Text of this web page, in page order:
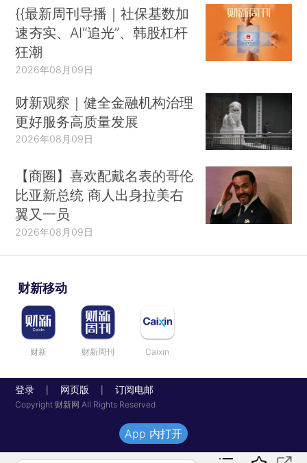
{{最新周刊导播｜社保基数加
速夯实、AI“追光”、韩股杠杆
狂潮
2026年08月09日
财新观察｜健全金融机构治理
更好服务高质量发展
2026年08月09日
【商圈】喜欢配戴名表的哥伦
比亚新总统 商人出身拉美右
翼又一员
2026年08月09日
财新移动
财新 财新周刊 Caixin
登录 网页版 订阅电邮
Copyright 财新网 All Rights Reserved
App 内打开